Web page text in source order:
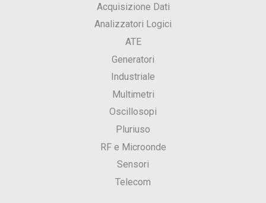
Acquisizione Dati
Analizzatori Logici
ATE
Generatori
Industriale
Multimetri
Oscillosopi
Pluriuso
RF e Microonde
Sensori
Telecom